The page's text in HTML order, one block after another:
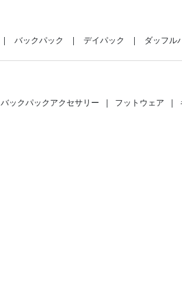
バックパック デイパック ダッフル
バックパックアクセサリー | フットウェア |